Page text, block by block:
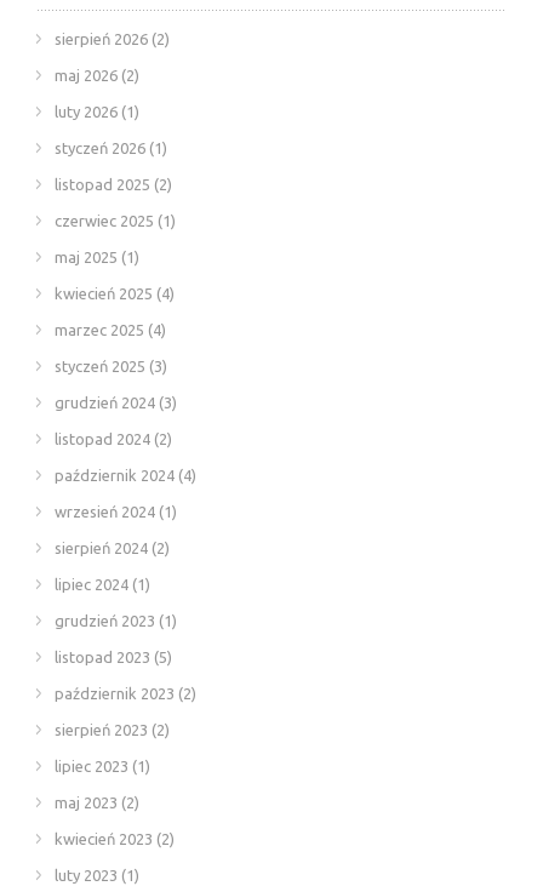
sierpień 2026 (2)
maj 2026 (2)
luty 2026 (1)
styczeń 2026 (1)
listopad 2025 (2)
czerwiec 2025 (1)
maj 2025 (1)
kwiecień 2025 (4)
marzec 2025 (4)
styczeń 2025 (3)
grudzień 2024 (3)
listopad 2024 (2)
październik 2024 (4)
wrzesień 2024 (1)
sierpień 2024 (2)
lipiec 2024 (1)
grudzień 2023 (1)
listopad 2023 (5)
październik 2023 (2)
sierpień 2023 (2)
lipiec 2023 (1)
maj 2023 (2)
kwiecień 2023 (2)
luty 2023 (1)